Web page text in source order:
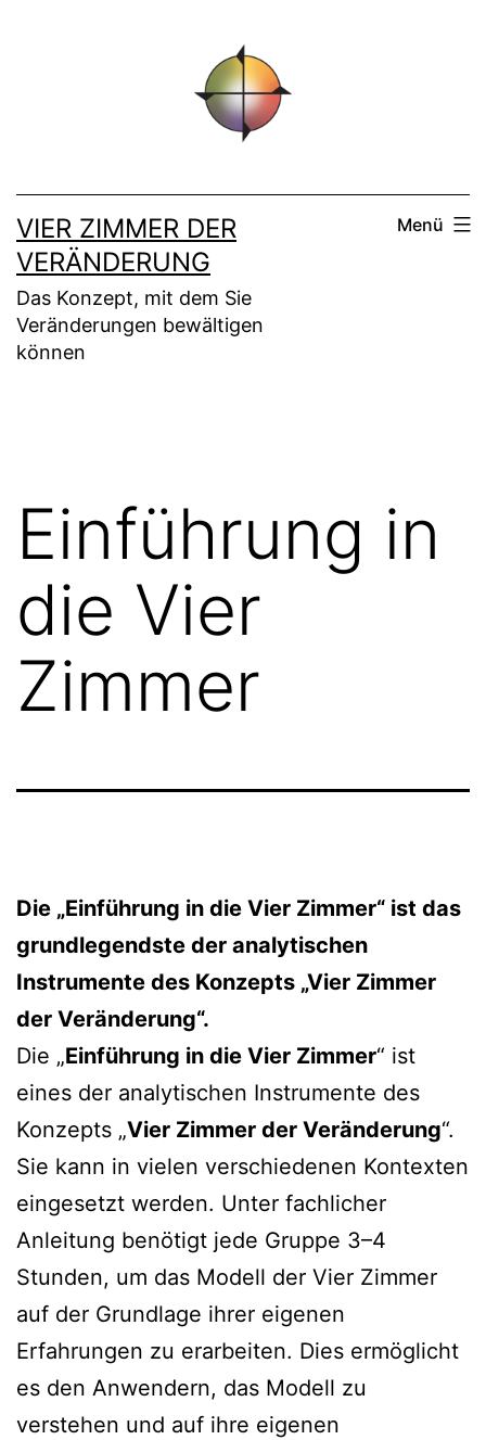
VIER ZIMMER DER
VERÄNDERUNG
Das Konzept, mit dem Sie
Veränderungen bewältigen
können
Menü
Einführung in
die Vier
Zimmer
Die „Einführung in die Vier Zimmer“ ist das
grundlegendste der analytischen
Instrumente des Konzepts „Vier Zimmer
der Veränderung“.
Die „Einführung in die Vier Zimmer“ ist
eines der analytischen Instrumente des
Konzepts „Vier Zimmer der Veränderung“.
Sie kann in vielen verschiedenen Kontexten
eingesetzt werden. Unter fachlicher
Anleitung benötigt jede Gruppe 3–4
Stunden, um das Modell der Vier Zimmer
auf der Grundlage ihrer eigenen
Erfahrungen zu erarbeiten. Dies ermöglicht
es den Anwendern, das Modell zu
verstehen und auf ihre eigenen